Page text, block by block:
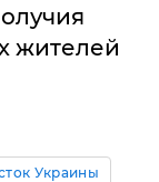
жителей
Украины